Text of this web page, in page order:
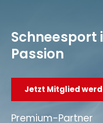
Schneesport
Passion
Jetzt Mitglied
Premium-Partner